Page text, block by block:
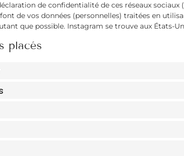
de confidentialité de ces réseaux
de vos données (personnelles) traitées en
que possible. Instagram se trouve aux États-
placés